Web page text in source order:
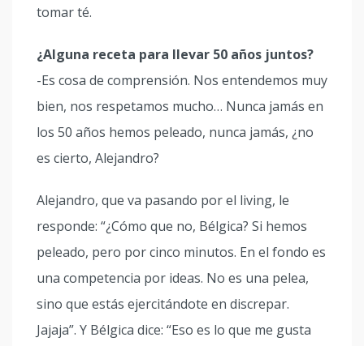
tomar té.
¿Alguna receta para llevar 50 años juntos?
-Es cosa de comprensión. Nos entendemos muy
bien, nos respetamos mucho… Nunca jamás en
los 50 años hemos peleado, nunca jamás, ¿no
es cierto, Alejandro?
Alejandro, que va pasando por el living, le
responde: “¿Cómo que no, Bélgica? Si hemos
peleado, pero por cinco minutos. En el fondo es
una competencia por ideas. No es una pelea,
sino que estás ejercitándote en discrepar.
Jajaja”. Y Bélgica dice: “Eso es lo que me gusta